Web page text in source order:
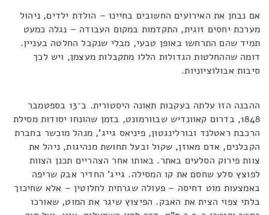
אם נבחן את האירועים החשובים בחיינו – הולדת ילדים, ניהול
מערכת יחסים זוגית, התקדמות במקום העבודה – נגלה כמעט
תמיד שהם התרחשו באופן טבעי, מבלי שנקבל החלטה בעניין.
דומה שההחלטות הגדולות הללו מתקבלות מעצמן, ויש לכך
סיבות אבולוציוניות.
ההבנה הזו עלתה בעקבות תאונה היסטורית. ב־13 בספטמבר
1848, בדרום קאוונדיש שבוורמונט, בזמן שהונחו יסודות מסילת
הרכבת ראטלנד ובורלינגטון, פיניאס גייג', מנהל מוכשר בחברת
הקבלנים, אדם מאוזן, שקול ובעל תחושת מנהיגות, ניהל את
צוות פירוק הסלעים באתר. באותו אחר הצהריים תכנן הצוות
לפוצץ סלע שחסם את קו המסילה. גייג' החדיר אבק שריפה
באמצעות מוט דחיסה – פעולה שגרתית לחלוטין – אלא שחיכוך
בלתי צפוי הצית את האבק. הפיצוץ שיגר את המוט, שאורכו